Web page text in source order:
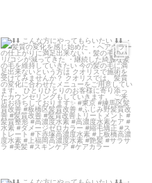
こんな方にやってもらいたい
・髪質の変化を感じ始めた...
6月 15